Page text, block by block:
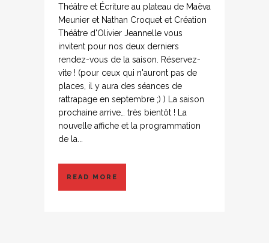
Théâtre et Écriture au plateau de Maëva
Meunier et Nathan Croquet et Création
Théâtre d'Olivier Jeannelle vous
invitent pour nos deux derniers
rendez-vous de la saison. Réservez-
vite ! (pour ceux qui n'auront pas de
places, il y aura des séances de
rattrapage en septembre ;) ) La saison
prochaine arrive… très bientôt ! La
nouvelle affiche et la programmation
de la...
READ MORE